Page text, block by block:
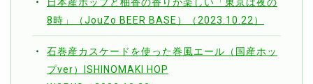
8時」（JouZo BEER BASE）（2023.10.22）
石巻産カスケードを使った巻風エール（国産ホッ
プver）ISHINOMAKI HOP